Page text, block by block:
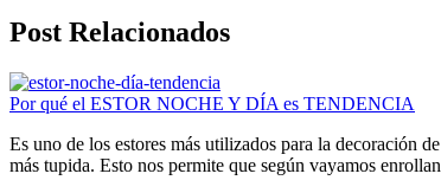
Post Relacionados
Por qué el ESTOR NOCHE Y DÍA es TENDENCIA
Es uno de los estores más utilizados para la decoración
más tupida. Esto nos permite que según vayamos